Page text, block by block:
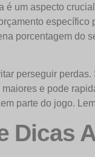
é um aspecto
porcentagem do
perseguir
e pode
parte do jogo.
Dicas